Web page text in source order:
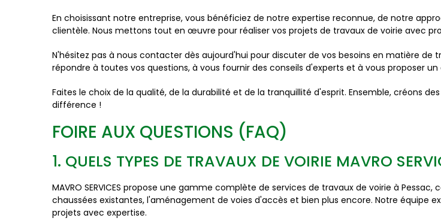
En choisissant notre entreprise, vous bénéficiez de notre expertise reconnue, de notre
clientèle. Nous mettons tout en œuvre pour réaliser vos projets de travaux de voirie avec
N'hésitez pas à nous contacter dès aujourd'hui pour discuter de vos besoins en matière
répondre à toutes vos questions, à vous fournir des conseils d'experts et à vous proposer un
Faites le choix de la qualité, de la durabilité et de la tranquillité d'esprit. Ensemble, créons
différence !
FOIRE AUX QUESTIONS (FAQ)
1. QUELS TYPES DE TRAVAUX DE VOIRIE MAVRO
MAVRO SERVICES propose une gamme complète de services de travaux de voirie à
chaussées existantes, l'aménagement de voies d'accès et bien plus encore. Notre équipe
projets avec expertise.